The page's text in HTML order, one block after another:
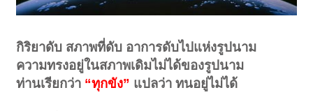
กิริยาดับ สภาพที่ดับ อาการดับไปแห่งรูปนาม
ความทรงอยู่ในสภาพเดิมไม่ได้ของรูปนาม
ท่านเรียกว่า “ทุกขัง” แปลว่า ทนอยู่ไม่ได้